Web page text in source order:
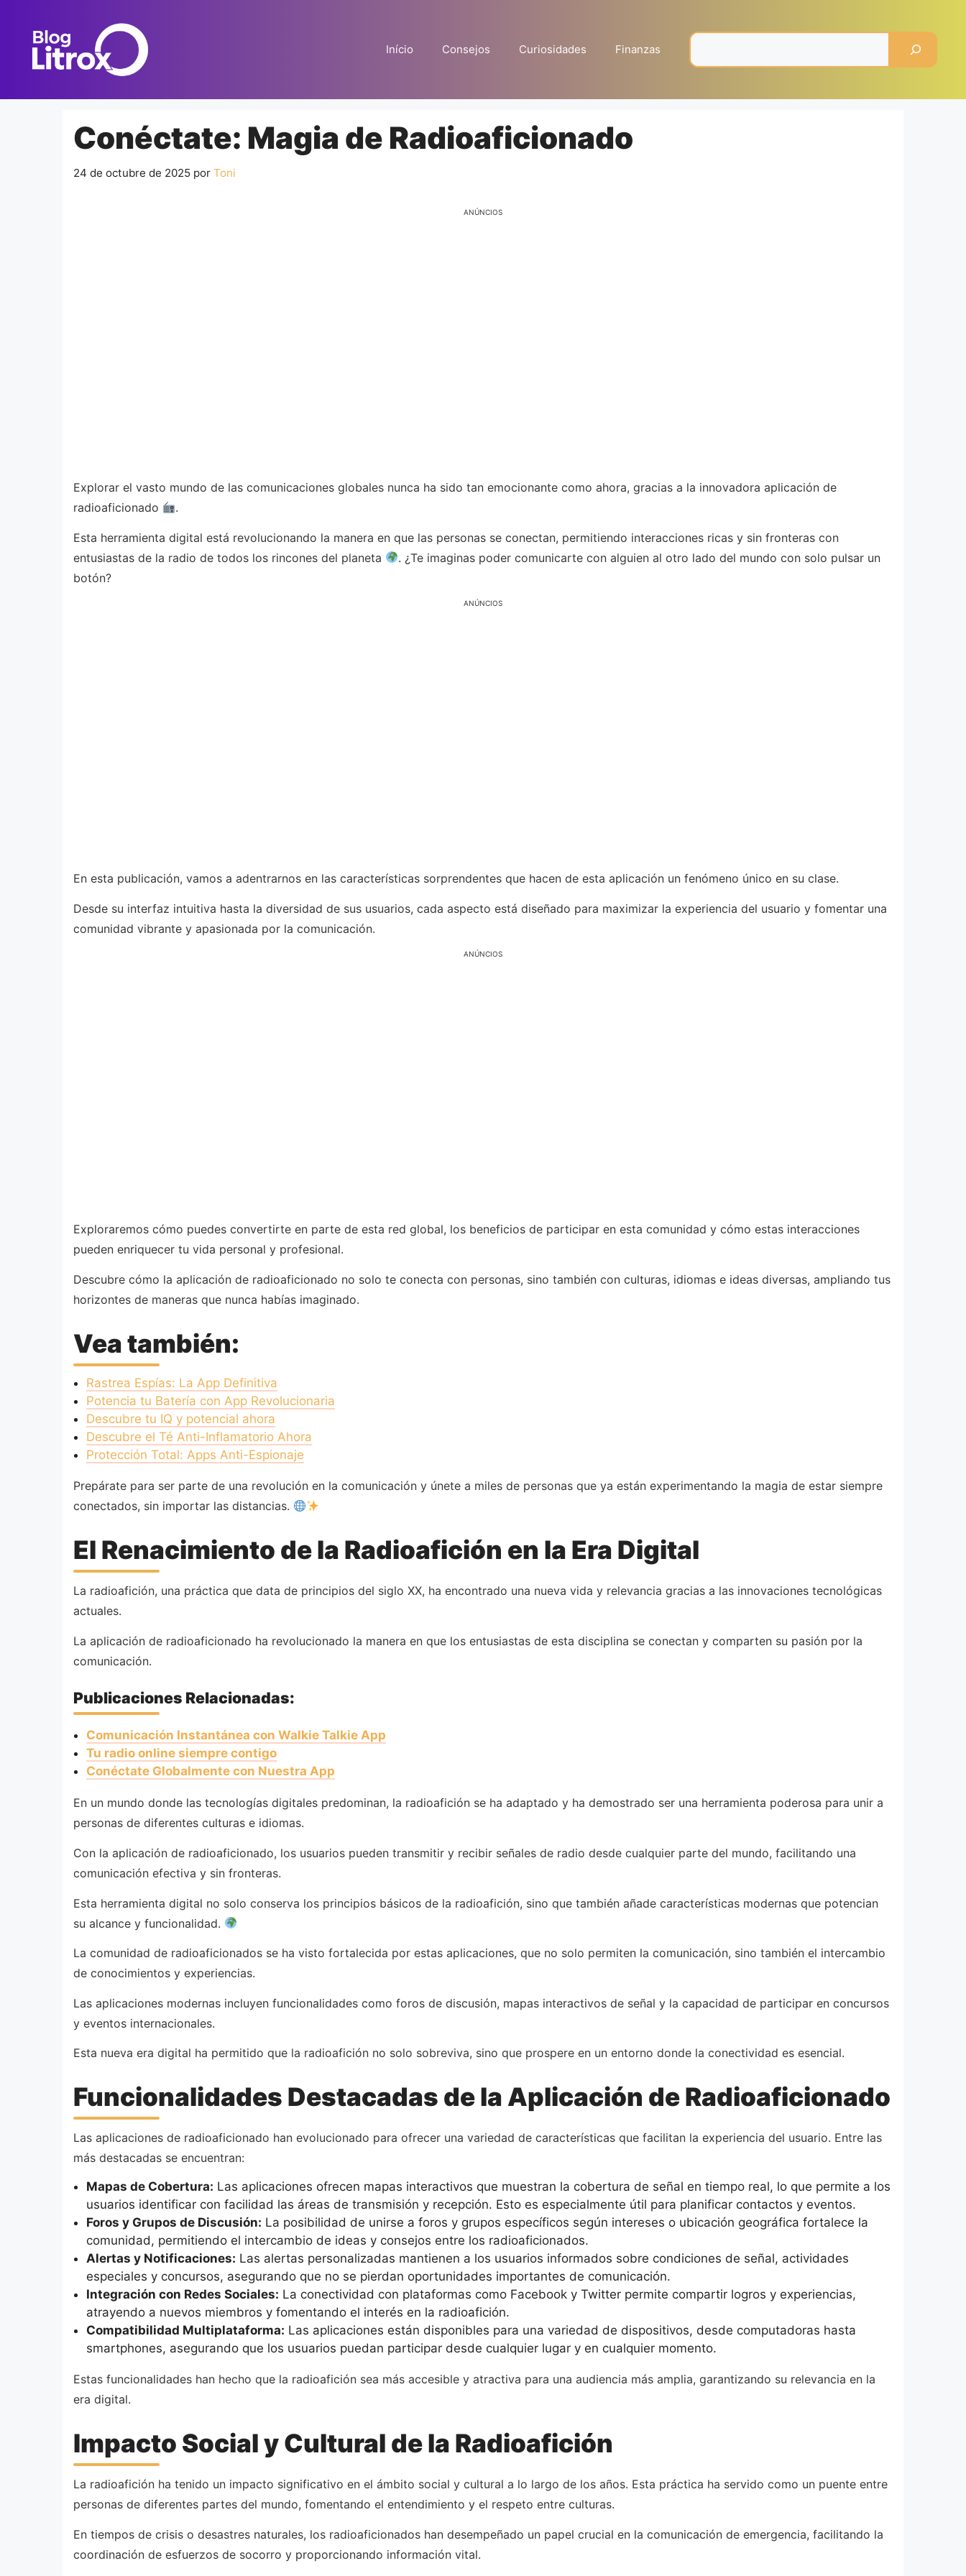
contenido
Início Consejos Curiosidades Finanzas
Conéctate: Magia de Radioaficionado
24 de octubre de 2025 por Toni
ANÚNCIOS
Explorar el vasto mundo de las comunicaciones globales nunca ha sido tan emocionante como ahora, gracias a la innovadora aplicación de
radioaficionado
.
Esta herramienta digital está revolucionando la manera en que las personas se conectan, permitiendo interacciones ricas y sin fronteras con
entusiastas de la radio de todos los rincones del planeta
. ¿Te imaginas poder comunicarte con alguien al otro lado del mundo con solo pulsar un
botón?
ANÚNCIOS
En esta publicación, vamos a adentrarnos en las características sorprendentes que hacen de esta aplicación un fenómeno único en su clase.
Desde su interfaz intuitiva hasta la diversidad de sus usuarios, cada aspecto está diseñado para maximizar la experiencia del usuario y fomentar una
comunidad vibrante y apasionada por la comunicación.
ANÚNCIOS
Exploraremos cómo puedes convertirte en parte de esta red global, los beneficios de participar en esta comunidad y cómo estas interacciones
pueden enriquecer tu vida personal y profesional.
Descubre cómo la aplicación de radioaficionado no solo te conecta con personas, sino también con culturas, idiomas e ideas diversas, ampliando tus
horizontes de maneras que nunca habías imaginado.
Vea también:
Rastrea Espías: La App Definitiva
Potencia tu Batería con App Revolucionaria
Descubre tu IQ y potencial ahora
Descubre el Té Anti-Inflamatorio Ahora
Protección Total: Apps Anti-Espionaje
Prepárate para ser parte de una revolución en la comunicación y únete a miles de personas que ya están experimentando la magia de estar siempre
conectados, sin importar las distancias.
El Renacimiento de la Radioafición en la Era Digital
La radioafición, una práctica que data de principios del siglo XX, ha encontrado una nueva vida y relevancia gracias a las innovaciones tecnológicas
actuales.
La aplicación de radioaficionado ha revolucionado la manera en que los entusiastas de esta disciplina se conectan y comparten su pasión por la
comunicación.
Publicaciones Relacionadas:
Comunicación Instantánea con Walkie Talkie App
Tu radio online siempre contigo
Conéctate Globalmente con Nuestra App
En un mundo donde las tecnologías digitales predominan, la radioafición se ha adaptado y ha demostrado ser una herramienta poderosa para unir a
personas de diferentes culturas e idiomas.
Con la aplicación de radioaficionado, los usuarios pueden transmitir y recibir señales de radio desde cualquier parte del mundo, facilitando una
comunicación efectiva y sin fronteras.
Esta herramienta digital no solo conserva los principios básicos de la radioafición, sino que también añade características modernas que potencian
su alcance y funcionalidad.
La comunidad de radioaficionados se ha visto fortalecida por estas aplicaciones, que no solo permiten la comunicación, sino también el intercambio
de conocimientos y experiencias.
Las aplicaciones modernas incluyen funcionalidades como foros de discusión, mapas interactivos de señal y la capacidad de participar en concursos
y eventos internacionales.
Esta nueva era digital ha permitido que la radioafición no solo sobreviva, sino que prospere en un entorno donde la conectividad es esencial.
Funcionalidades Destacadas de la Aplicación de Radioaficionado
Las aplicaciones de radioaficionado han evolucionado para ofrecer una variedad de características que facilitan la experiencia del usuario. Entre las
más destacadas se encuentran:
Mapas de Cobertura: Las aplicaciones ofrecen mapas interactivos que muestran la cobertura de señal en tiempo real, lo que permite a los
usuarios identificar con facilidad las áreas de transmisión y recepción. Esto es especialmente útil para planificar contactos y eventos.
Foros y Grupos de Discusión: La posibilidad de unirse a foros y grupos específicos según intereses o ubicación geográfica fortalece la
comunidad, permitiendo el intercambio de ideas y consejos entre los radioaficionados.
Alertas y Notificaciones: Las alertas personalizadas mantienen a los usuarios informados sobre condiciones de señal, actividades
especiales y concursos, asegurando que no se pierdan oportunidades importantes de comunicación.
Integración con Redes Sociales: La conectividad con plataformas como Facebook y Twitter permite compartir logros y experiencias,
atrayendo a nuevos miembros y fomentando el interés en la radioafición.
Compatibilidad Multiplataforma: Las aplicaciones están disponibles para una variedad de dispositivos, desde computadoras hasta
smartphones, asegurando que los usuarios puedan participar desde cualquier lugar y en cualquier momento.
Estas funcionalidades han hecho que la radioafición sea más accesible y atractiva para una audiencia más amplia, garantizando su relevancia en la
era digital.
Impacto Social y Cultural de la Radioafición
La radioafición ha tenido un impacto significativo en el ámbito social y cultural a lo largo de los años. Esta práctica ha servido como un puente entre
personas de diferentes partes del mundo, fomentando el entendimiento y el respeto entre culturas.
En tiempos de crisis o desastres naturales, los radioaficionados han desempeñado un papel crucial en la comunicación de emergencia, facilitando la
coordinación de esfuerzos de socorro y proporcionando información vital.